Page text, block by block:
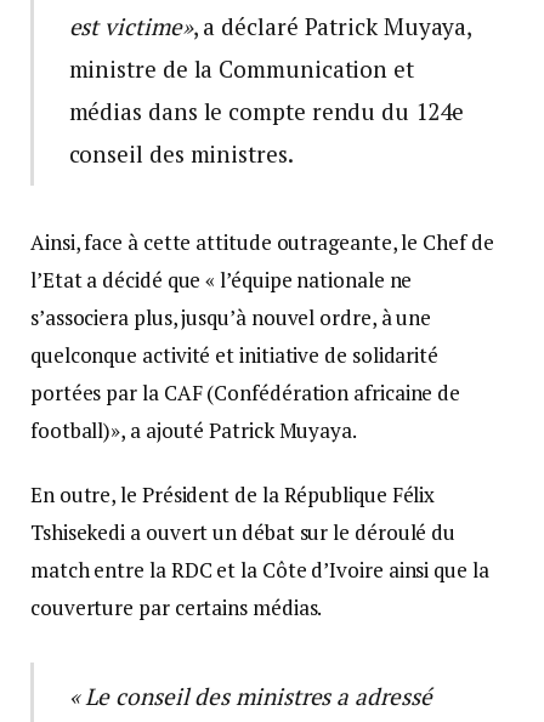
est victime», a déclaré Patrick Muyaya,
ministre de la Communication et
médias dans le compte rendu du 124e
conseil des ministres.
Ainsi, face à cette attitude outrageante, le Chef de
l’Etat a décidé que « l’équipe nationale ne
s’associera plus, jusqu’à nouvel ordre, à une
quelconque activité et initiative de solidarité
portées par la CAF (Confédération africaine de
football)», a ajouté Patrick Muyaya.
En outre, le Président de la République Félix
Tshisekedi a ouvert un débat sur le déroulé du
match entre la RDC et la Côte d’Ivoire ainsi que la
couverture par certains médias.
« Le conseil des ministres a adressé